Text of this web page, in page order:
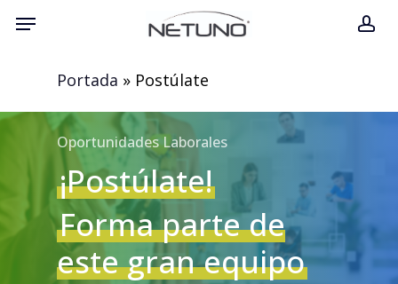
SkipMenu
Portada » Postúlate
Oportunidades Laborales
¡Postúlate!
Forma parte de
este gran equipo